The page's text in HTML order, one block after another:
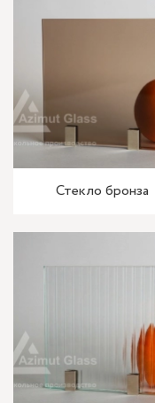
Стекло бронза